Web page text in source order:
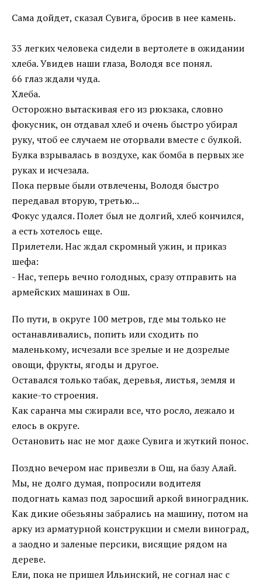
Сама дойдет, сказал Сувига, бросив в нее камень.
33 легких человека сидели в вертолете в ожидании
хлеба. Увидев наши глаза, Володя все понял.
66 глаз ждали чуда.
Хлеба.
Осторожно вытаскивая его из рюкзака, словно
фокусник, он отдавал хлеб и очень быстро убирал
руку, чтоб ее случаем не оторвали вместе с булкой.
Булка взрывалась в воздухе, как бомба в первых же
руках и исчезала.
Пока первые были отвлечены, Володя быстро
передавал вторую, третью...
Фокус удался. Полет был не долгий, хлеб кончился,
а есть хотелось еще.
Прилетели. Нас ждал скромный ужин, и приказ
шефа:
- Нас, теперь вечно голодных, сразу отправить на
армейских машинах в Ош.
По пути, в округе 100 метров, где мы только не
останавливались, попить или сходить по
маленькому, исчезали все зрелые и не дозрелые
овощи, фрукты, ягоды и другое.
Оставался только табак, деревья, листья, земля и
какие-то строения.
Как саранча мы сжирали все, что росло, лежало и
елось в округе.
Остановить нас не мог даже Сувига и жуткий понос.
Поздно вечером нас привезли в Ош, на базу Алай.
Мы, не долго думая, попросили водителя
подогнать камаз под заросший аркой виноградник.
Как дикие обезьяны забрались на машину, потом на
арку из арматурной конструкции и смели виноград,
а заодно и заленые персики, висящие рядом на
дереве.
Ели, пока не пришел Ильинский, не согнал нас с